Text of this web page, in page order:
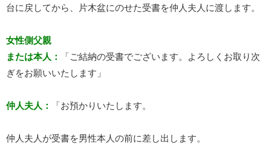
台に戻してから、片木盆にのせた受書を仲人夫人に渡します。
女性側父親
または本人：
「ご結納の受書でございます。よろしくお取り次
ぎをお願いいたします」
仲人夫人： 「お預かりいたします。
仲人夫人が受書を男性本人の前に差し出します。